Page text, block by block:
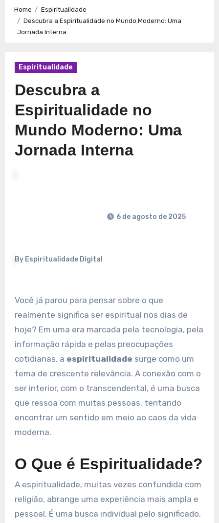
Caminhos para a Plenitude no Presente
Espiritualidade: Conexão e Significado no Presente
Home
Espiritualidade
Descubra a Espiritualidade no Mundo Moderno: Uma
Jornada Interna
Espiritualidade
Descubra a
Espiritualidade no
Mundo Moderno: Uma
Jornada Interna
By Espiritualidade Digital
6 de agosto de 2025
Você já parou para pensar sobre o que
realmente significa ser espiritual nos dias de
hoje? Em uma era marcada pela tecnologia, pela
informação rápida e pelas preocupações
cotidianas, a espiritualidade surge como um
tema de crescente relevância. A conexão com o
ser interior, com o transcendental, é uma busca
que ressoa com muitas pessoas, tentando
encontrar um sentido em meio ao caos da vida
moderna.
O Que é Espiritualidade?
A espiritualidade, muitas vezes confundida com
religião, abrange uma experiência mais ampla e
pessoal. É uma busca individual pelo significado,